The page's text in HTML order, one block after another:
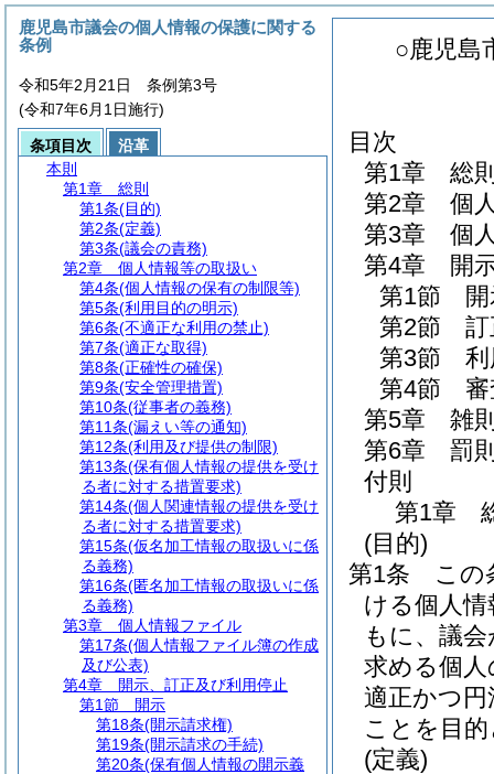
○鹿児島
目次
第1章
総
第2章
個
第3章
個
第4章
開
第1節
第2節
第3節
第4節
第5章
雑
第6章
罰
付則
第1章
(目的)
第1条
この
ける個人
もに、議
求める個
適正かつ
ことを目
(定義)
鹿児島市議会の個人情報の保護に関する
条例
令和5年2月21日 条例第3号
(令和7年6月1日施行)
条項目次
沿革
本則
第1章
総則
第1条(目的)
第2条(定義)
第3条(議会の責務)
第2章
個人情報等の取扱い
第4条(個人情報の保有の制限等)
第5条(利用目的の明示)
第6条(不適正な利用の禁止)
第7条(適正な取得)
第8条(正確性の確保)
第9条(安全管理措置)
第10条(従事者の義務)
第11条(漏えい等の通知)
第12条(利用及び提供の制限)
第13条(保有個人情報の提供を受け
る者に対する措置要求)
第14条(個人関連情報の提供を受け
る者に対する措置要求)
第15条(仮名加工情報の取扱いに係
る義務)
第16条(匿名加工情報の取扱いに係
る義務)
第3章
個人情報ファイル
第17条(個人情報ファイル簿の作成
及び公表)
第4章
開示、訂正及び利用停止
第1節
開示
第18条(開示請求権)
第19条(開示請求の手続)
第20条(保有個人情報の開示義